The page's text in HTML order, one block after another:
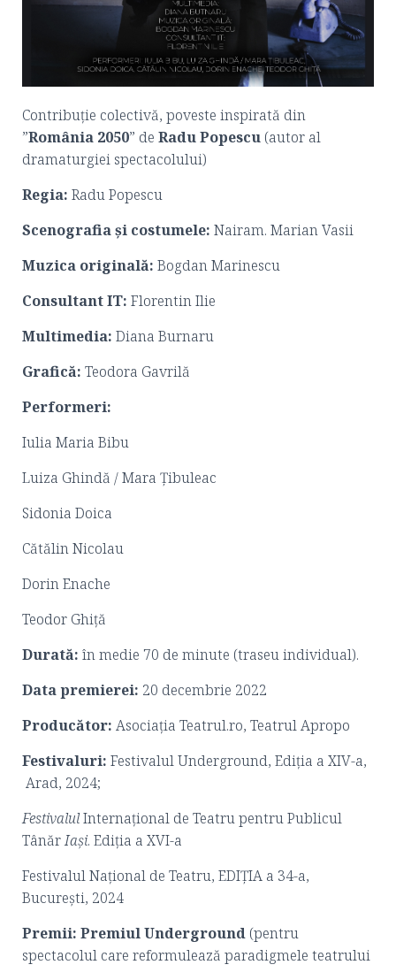
Contribuție colectivă, poveste inspirată din
”România 2050” de Radu Popescu (autor al
dramaturgiei spectacolului)
Regia: Radu Popescu
Scenografia și costumele: Nairam. Marian Vasii
Muzica originală: Bogdan Marinescu
Consultant IT: Florentin Ilie
Multimedia: Diana Burnaru
Grafică: Teodora Gavrilă
Performeri:
Iulia Maria Bibu
Luiza Ghindă / Mara Țibuleac
Sidonia Doica
Cătălin Nicolau
Dorin Enache
Teodor Ghiță
Durată: în medie 70 de minute (traseu individual).
Data premierei: 20 decembrie 2022
Producător: Asociația Teatrul.ro, Teatrul Apropo
Festivaluri: Festivalul Underground, Ediția a XIV-a,
Arad, 2024;
FestivalulInternaţional de Teatru pentru Publicul
TânărIași. Ediţia a XVI-a
Festivalul Național de Teatru, EDIŢIA a 34-a,
București, 2024
Premii: Premiul Underground (pentru
spectacolul care reformulează paradigmele teatrului